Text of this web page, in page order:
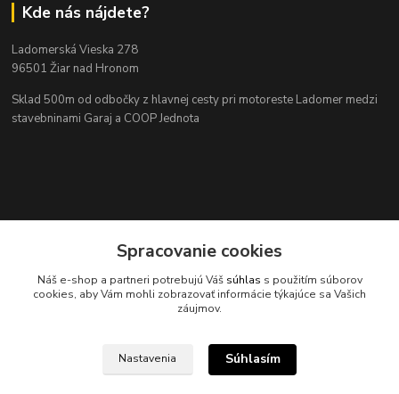
Kde nás nájdete?
Ladomerská Vieska 278
96501 Žiar nad Hronom
Sklad 500m od odbočky z hlavnej cesty pri motoreste Ladomer medzi
stavebninami Garaj a COOP Jednota
Kontakty
Spracovanie cookies
Náš e-shop a partneri potrebujú Váš súhlas s použitím súborov
cookies, aby Vám mohli zobrazovať informácie týkajúce sa Vašich
záujmov.
Nastavenia Súhlasím